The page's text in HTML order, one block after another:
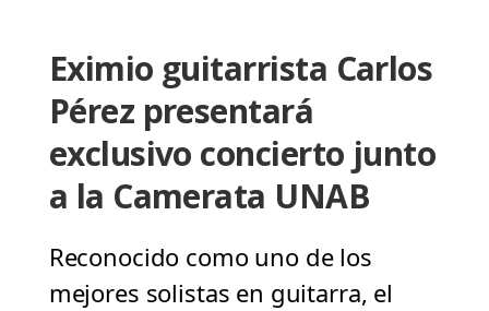
Eximio guitarrista Carlos
Pérez presentará
exclusivo concierto junto
a la Camerata UNAB
Reconocido como uno de los
mejores solistas en guitarra, el